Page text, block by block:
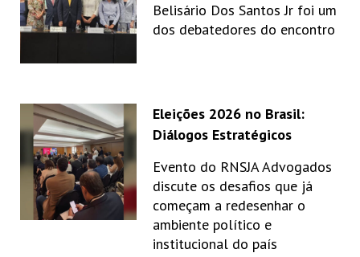
Belisário Dos Santos Jr foi um
dos debatedores do encontro
Eleições 2026 no Brasil:
Diálogos Estratégicos
Evento do RNSJA Advogados
discute os desafios que já
começam a redesenhar o
ambiente político e
institucional do país